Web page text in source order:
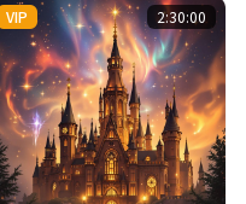
2:30:00
VIP